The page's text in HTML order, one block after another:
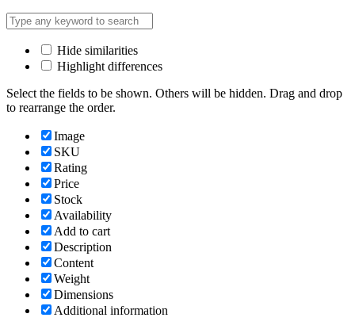
Hide similarities
Highlight differences
Select the fields to be shown. Others will be hidden. Drag and drop
to rearrange the order.
Image
SKU
Rating
Price
Stock
Availability
Add to cart
Description
Content
Weight
Dimensions
Additional information